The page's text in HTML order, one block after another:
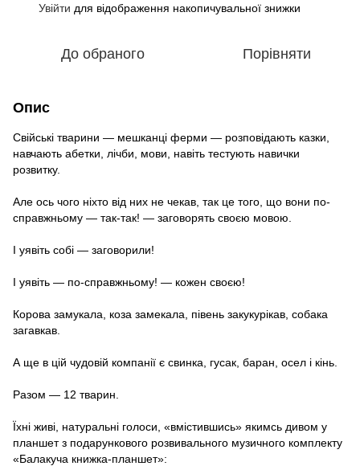
Увійти для відображення накопичувальної знижки
До обраного Порівняти
Опис
Свійські тварини — мешканці ферми — розповідають казки,
навчають абетки, лічби, мови, навіть тестують навички
розвитку.
Але ось чого ніхто від них не чекав, так це того, що вони по-
справжньому — так-так! — заговорять своєю мовою.
І уявіть собі — заговорили!
І уявіть — по-справжньому! — кожен своєю!
Корова замукала, коза замекала, півень закукурікав, собака
загавкав.
А ще в цій чудовій компанії є свинка, гусак, баран, осел і кінь.
Разом — 12 тварин.
Їхні живі, натуральні голоси, «вмістившись» якимсь дивом у
планшет з подарункового розвивального музичного комплекту
«Балакуча книжка-планшет»: